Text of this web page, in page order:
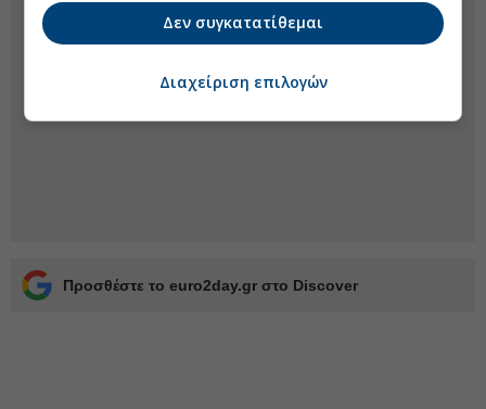
Προσθέστε το euro2day.gr στο Discover
Δεν συγκατατίθεμαι
Διαχείριση επιλογών